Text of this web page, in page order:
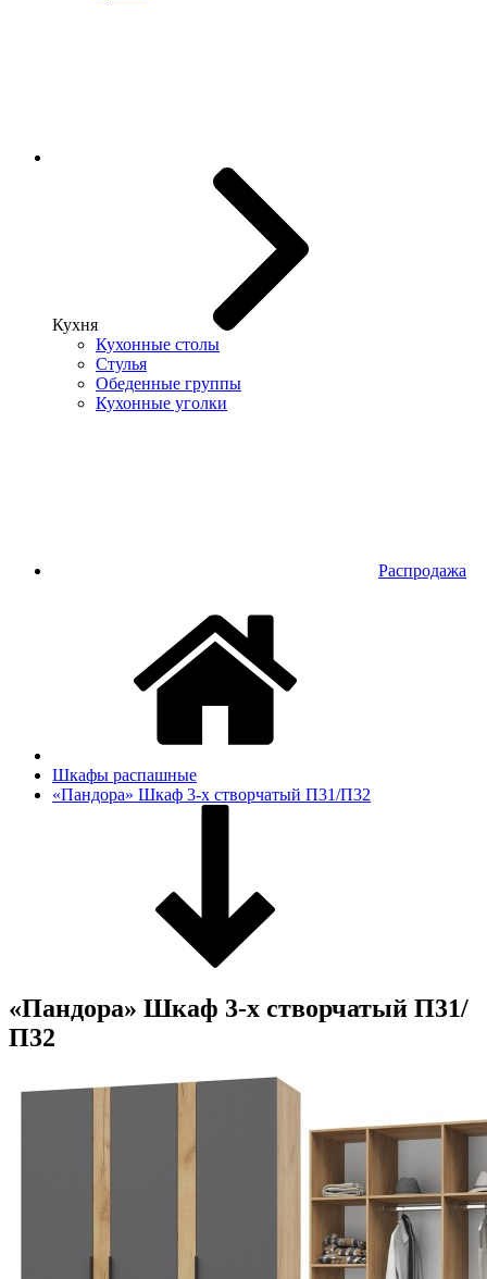
Кухня
Кухонные столы
Стулья
Обеденные группы
Кухонные уголки
Распродажа
Шкафы распашные
«Пандора» Шкаф 3-х створчатый П31/П32
«Пандора» Шкаф 3-х створчатый П31/
П32